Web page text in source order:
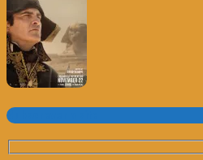
Subscrever o site